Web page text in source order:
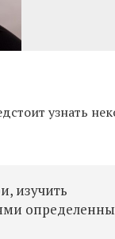
узнать
изучить